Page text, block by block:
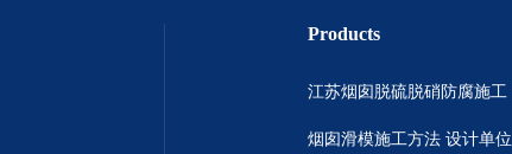
Products
江苏烟囱脱硫脱硝防腐施工
烟囱滑模施工方法 设计单位